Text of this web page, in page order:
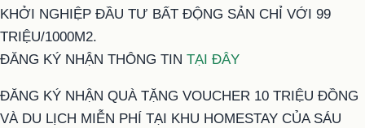
KHỞI NGHIỆP ĐẦU TƯ BẤT ĐỘNG SẢN CHỈ VỚI 99
TRIỆU/1000M2.
ĐĂNG KÝ NHẬN THÔNG TIN TẠI ĐÂY
ĐĂNG KÝ NHẬN QUÀ TẶNG VOUCHER 10 TRIỆU ĐỒNG
VÀ DU LỊCH MIỄN PHÍ TẠI KHU HOMESTAY CỦA SÁU